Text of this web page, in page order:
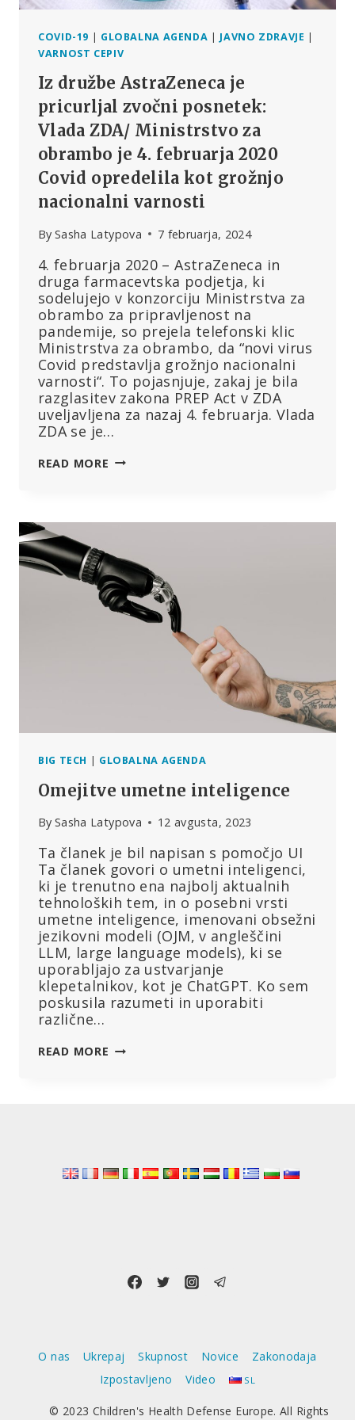
COVID-19 | GLOBALNA AGENDA | JAVNO ZDRAVJE |
VARNOST CEPIV
Iz družbe AstraZeneca je
pricurljal zvočni posnetek:
Vlada ZDA/ Ministrstvo za
obrambo je 4. februarja 2020
Covid opredelila kot grožnjo
nacionalni varnosti
By Sasha Latypova 7 februarja, 2024
4. februarja 2020 – AstraZeneca in
druga farmacevtska podjetja, ki
sodelujejo v konzorciju Ministrstva za
obrambo za pripravljenost na
pandemije, so prejela telefonski klic
Ministrstva za obrambo, da “novi virus
Covid predstavlja grožnjo nacionalni
varnosti“. To pojasnjuje, zakaj je bila
razglasitev zakona PREP Act v ZDA
uveljavljena za nazaj 4. februarja. Vlada
ZDA se je…
READ MORE IZ
POSNETEK:
VLADA
ZDA/
MINISTRSTVO
KOT
NACIONALNI
BIG TECH | GLOBALNA AGENDA
Omejitve umetne inteligence
By Sasha Latypova 12 avgusta, 2023
Ta članek je bil napisan s pomočjo UI
Ta članek govori o umetni inteligenci,
ki je trenutno ena najbolj aktualnih
tehnoloških tem, in o posebni vrsti
umetne inteligence, imenovani obsežni
jezikovni modeli (OJM, v angleščini
LLM, large language models), ki se
uporabljajo za ustvarjanje
klepetalnikov, kot je ChatGPT. Ko sem
poskusila razumeti in uporabiti
različne…
READ MORE OMEJITVE
O nas Ukrepaj Skupnost Novice
Zakonodaja
Izpostavljeno
Video SL
© 2023 Children's Health Defense Europe. All Rights